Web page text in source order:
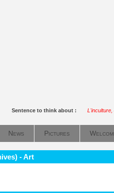
Sentence to think about : L'inculture,
News Pictures
- Art